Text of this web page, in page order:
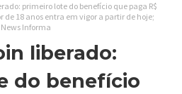
primeiro lote do benefício que paga R$
18 anos entra em vigor a partir de hoje;
Informa
liberado:
do benefício